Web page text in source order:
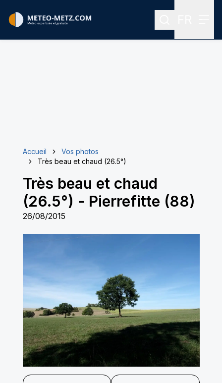
Rechercher
Accueil
Vos photos
Très beau et chaud (26.5°)
Très beau et chaud
(26.5°) - Pierrefitte (88)
26/08/2015